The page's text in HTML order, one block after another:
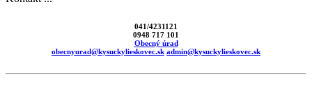
041/4231121
0948 717 101
Obecný úrad
obecnyurad@kysuckylieskovec.sk admin@kysuckylieskovec.sk